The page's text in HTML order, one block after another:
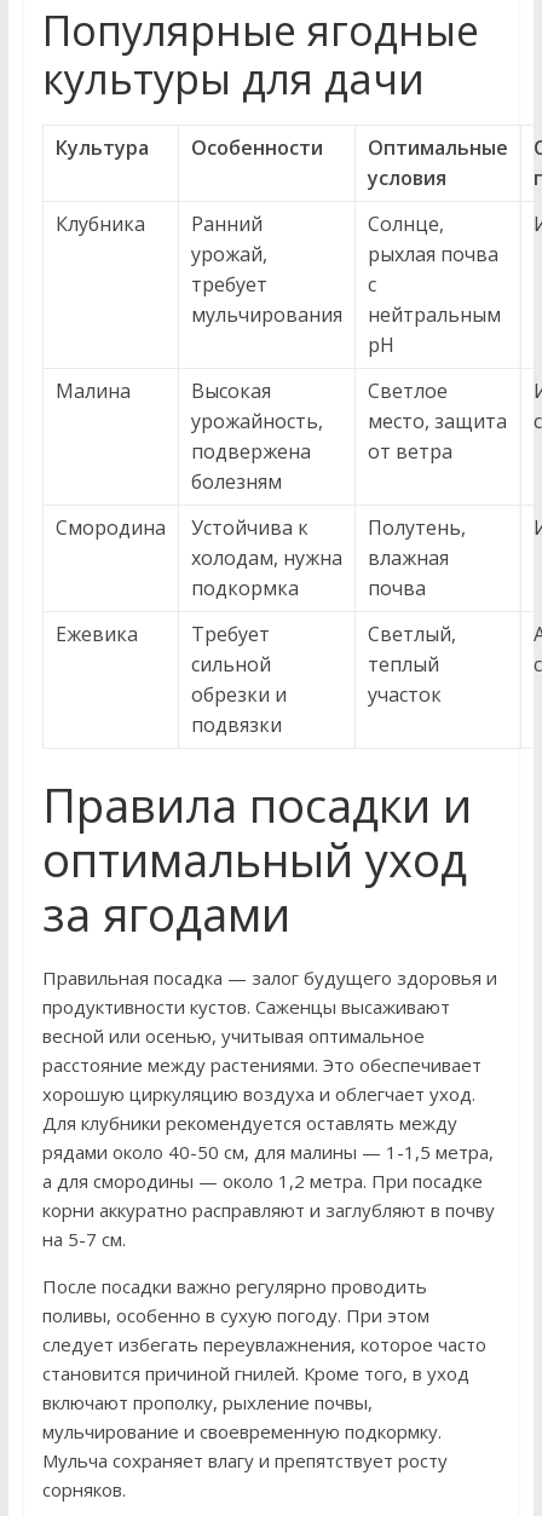
Популярные ягодные
культуры для дачи
Культура Особенности
Оптимальные
условия
Клубника
Ранний
урожай,
требует
мульчирования
Солнце,
рыхлая почва
с
нейтральным
pH
Малина
Высокая
урожайность,
подвержена
болезням
Светлое
место, защита
от ветра
Смородина
Устойчива к
холодам, нужна
подкормка
Полутень,
влажная
почва
Ежевика
Требует
сильной
обрезки и
подвязки
Светлый,
теплый
участок
Правила посадки и
оптимальный уход
за ягодами
Правильная посадка — залог будущего здоровья и
продуктивности кустов. Саженцы высаживают
весной или осенью, учитывая оптимальное
расстояние между растениями. Это обеспечивает
хорошую циркуляцию воздуха и облегчает уход.
Для клубники рекомендуется оставлять между
рядами около 40-50 см, для малины — 1-1,5 метра,
а для смородины — около 1,2 метра. При посадке
корни аккуратно расправляют и заглубляют в почву
на 5-7 см.
После посадки важно регулярно проводить
поливы, особенно в сухую погоду. При этом
следует избегать переувлажнения, которое часто
становится причиной гнилей. Кроме того, в уход
включают прополку, рыхление почвы,
мульчирование и своевременную подкормку.
Мульча сохраняет влагу и препятствует росту
сорняков.